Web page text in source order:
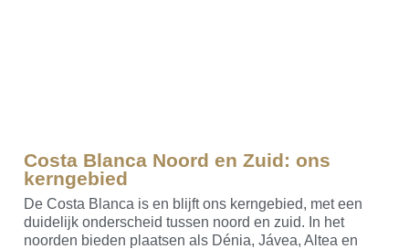
Costa Blanca Noord en Zuid: ons
kerngebied
De Costa Blanca is en blijft ons kerngebied, met een
duidelijk onderscheid tussen noord en zuid. In het
noorden bieden plaatsen als Dénia, Jávea, Altea en